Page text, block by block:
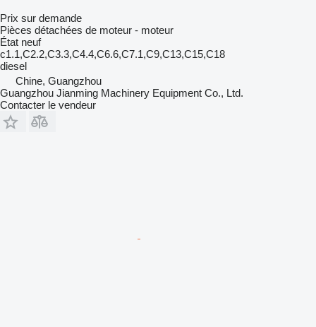
Prix sur demande
Pièces détachées de moteur - moteur
État neuf
c1.1,C2.2,C3.3,C4.4,C6.6,C7.1,C9,C13,C15,C18
diesel
Chine, Guangzhou
Guangzhou Jianming Machinery Equipment Co., Ltd.
Contacter le vendeur